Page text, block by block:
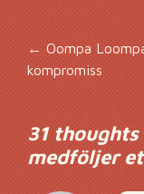
← Oompa
kompromiss
31 thoughts
medföljer